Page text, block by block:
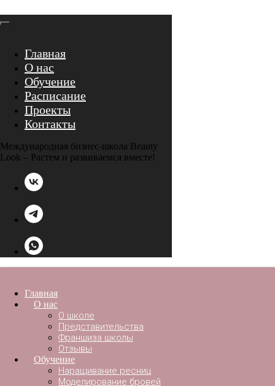
Главная
О нас
Обучение
Расписание
Проекты
Контакты
Международная бизнес-школа Beauty
Look – Растем и развиваемся вместе!
Главная
О нас
О школе
Представительства
Франшиза школы
Отзывы
Обучение
Наращивание ресниц
Моделирование бровей